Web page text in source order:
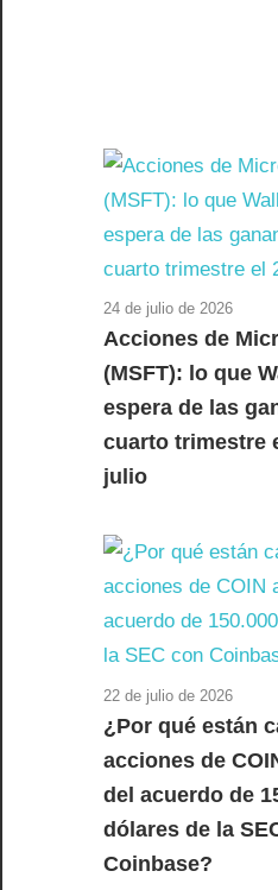
24 de julio de 2026
Acciones de
(MSFT): lo que
espera de las
cuarto trimestre
julio
22 de julio de 2026
¿Por qué están
acciones de
del acuerdo de
dólares de la
Coinbase?